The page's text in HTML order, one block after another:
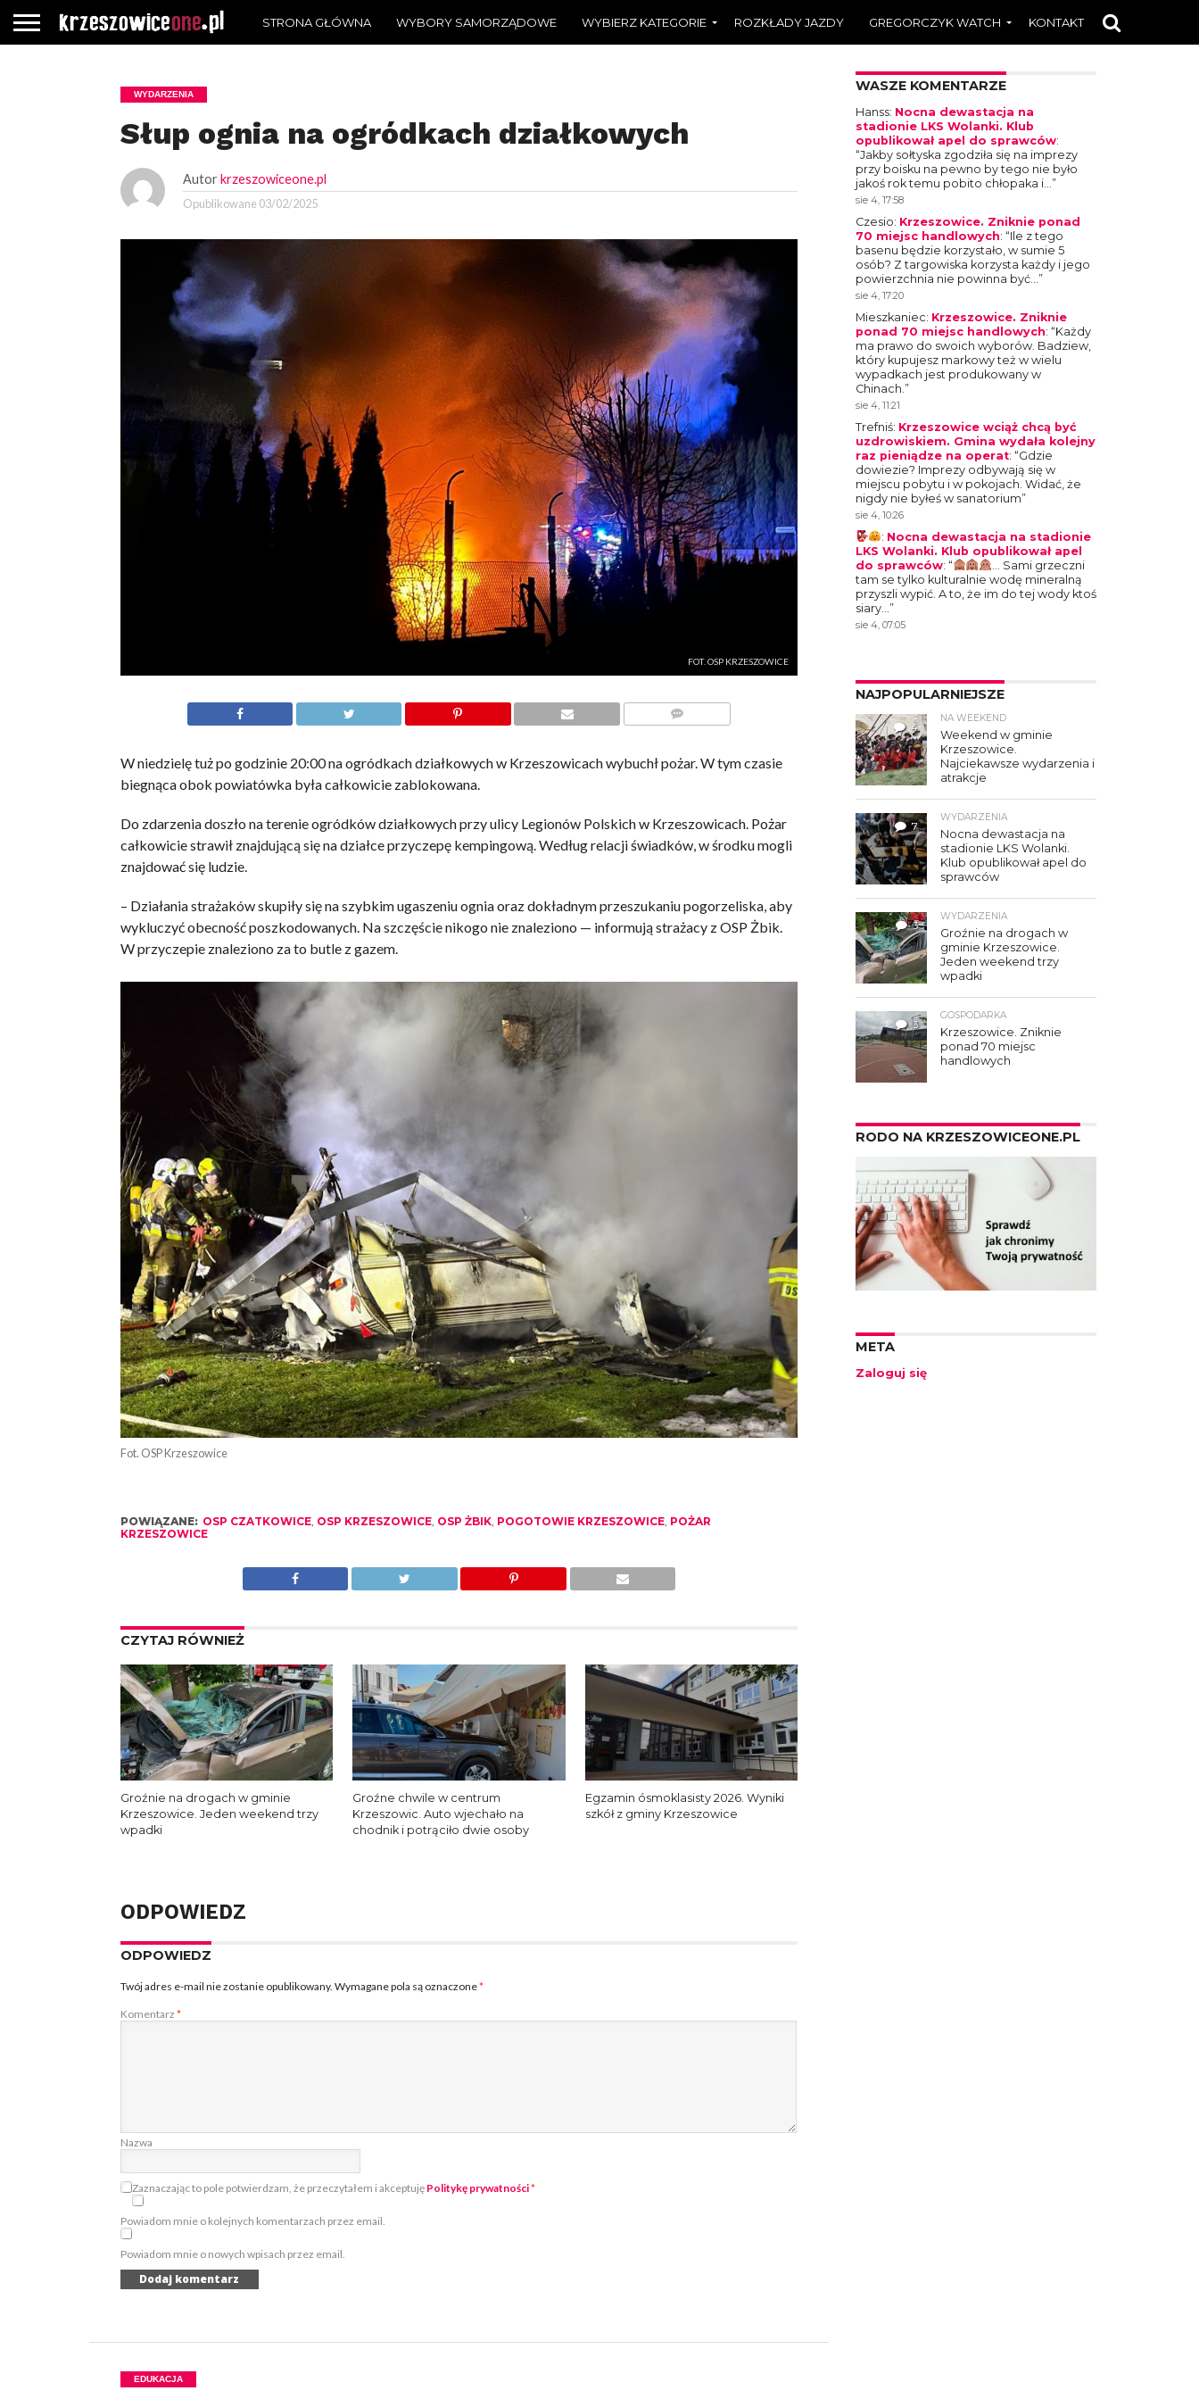
STRONA GŁÓWNA WYBORY SAMORZĄDOWE WYBIERZ KATEGORIE ROZKŁADY JAZDY GREGORCZYK WATCH KONTAKT
WYDARZENIA
Słup ognia na ogródkach działkowych
Autor krzeszowiceone.pl
Opublikowane 03/02/2025
FOT. OSP KRZESZOWICE
W niedzielę tuż po godzinie 20:00 na ogródkach działkowych w Krzeszowicach wybuchł pożar. W tym czasie
biegnąca obok powiatówka była całkowicie zablokowana.
Do zdarzenia doszło na terenie ogródków działkowych przy ulicy Legionów Polskich w Krzeszowicach. Pożar
całkowicie strawił znajdującą się na działce przyczepę kempingową. Według relacji świadków, w środku mogli
znajdować się ludzie.
– Działania strażaków skupiły się na szybkim ugaszeniu ognia oraz dokładnym przeszukaniu pogorzeliska, aby
wykluczyć obecność poszkodowanych. Na szczęście nikogo nie znaleziono — informują strażacy z OSP Żbik.
W przyczepie znaleziono za to butle z gazem.
Fot. OSP Krzeszowice
POWIĄZANE: OSP CZATKOWICE, OSP KRZESZOWICE, OSP ŻBIK, POGOTOWIE KRZESZOWICE, POŻAR
KRZESZOWICE
CZYTAJ RÓWNIEŻ
Groźnie na drogach w gminie
Krzeszowice. Jeden weekend trzy
wpadki
Groźne chwile w centrum
Krzeszowic. Auto wjechało na
chodnik i potrąciło dwie osoby
Egzamin ósmoklasisty 2026. Wyniki
szkół z gminy Krzeszowice
ODPOWIEDZ
ODPOWIEDZ
Twój adres e-mail nie zostanie opublikowany. Wymagane pola są oznaczone*
Komentarz *
Nazwa
Zaznaczając to pole potwierdzam, że przeczytałem i akceptuję Politykę prywatności*
Powiadom mnie o kolejnych komentarzach przez email.
Powiadom mnie o nowych wpisach przez email.
EDUKACJA
WASZE KOMENTARZE
Hanss: Nocna dewastacja na
stadionie LKS Wolanki. Klub
opublikował apel do sprawców:
“Jakby sołtyska zgodziła się na imprezy
przy boisku na pewno by tego nie było
jakoś rok temu pobito chłopaka i…”
sie 4, 17:58
Czesio: Krzeszowice. Zniknie ponad
70 miejsc handlowych: “Ile z tego
basenu będzie korzystało, w sumie 5
osób? Z targowiska korzysta każdy i jego
powierzchnia nie powinna być…”
sie 4, 17:20
Mieszkaniec: Krzeszowice. Zniknie
ponad 70 miejsc handlowych: “Każdy
ma prawo do swoich wyborów. Badziew,
który kupujesz markowy też w wielu
wypadkach jest produkowany w
Chinach.”
sie 4, 11:21
Trefniś: Krzeszowice wciąż chcą być
uzdrowiskiem. Gmina wydała kolejny
raz pieniądze na operat: “Gdzie
dowiezie? Imprezy odbywają się w
miejscu pobytu i w pokojach. Widać, że
nigdy nie byłeś w sanatorium”
sie 4, 10:26
: Nocna dewastacja na stadionie
LKS Wolanki. Klub opublikował apel
do sprawców: “
… Sami grzeczni
tam se tylko kulturalnie wodę mineralną
przyszli wypić. A to, że im do tej wody ktoś
siary…”
sie 4, 07:05
NAJPOPULARNIEJSZE
4
NA WEEKEND
Weekend w gminie
Krzeszowice.
Najciekawsze wydarzenia i
atrakcje
7
WYDARZENIA
Nocna dewastacja na
stadionie LKS Wolanki.
Klub opublikował apel do
sprawców
3
WYDARZENIA
Groźnie na drogach w
gminie Krzeszowice.
Jeden weekend trzy
wpadki
3
GOSPODARKA
Krzeszowice. Zniknie
ponad 70 miejsc
handlowych
RODO NA KRZESZOWICEONE.PL
META
Zaloguj się